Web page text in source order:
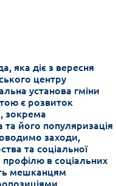
яка діє з вересня
центру
установа гміни
є розвиток
зокрема
та його популяризація
заходи,
та соціальної
профілю в соціальних
мешканцям